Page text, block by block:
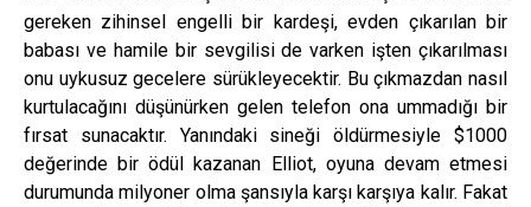
gereken zihinsel engelli bir kardeşi, evden çıkarılan bir
babası ve hamile bir sevgilisi de varken işten çıkarılması
onu uykusuz gecelere sürükleyecektir. Bu çıkmazdan nasıl
kurtulacağını düşünürken gelen telefon ona ummadığı bir
fırsat sunacaktır. Yanındaki sineği öldürmesiyle $1000
değerinde bir ödül kazanan Elliot, oyuna devam etmesi
durumunda milyoner olma şansıyla karşı karşıya kalır. Fakat